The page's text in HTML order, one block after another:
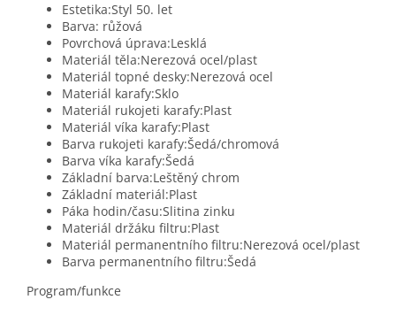
Estetika:Styl 50. let
Barva: růžová
Povrchová úprava:Lesklá
Materiál těla:Nerezová ocel/plast
Materiál topné desky:Nerezová ocel
Materiál karafy:Sklo
Materiál rukojeti karafy:Plast
Materiál víka karafy:Plast
Barva rukojeti karafy:Šedá/chromová
Barva víka karafy:Šedá
Základní barva:Leštěný chrom
Základní materiál:Plast
Páka hodin/času:Slitina zinku
Materiál držáku filtru:Plast
Materiál permanentního filtru:Nerezová ocel/plast
Barva permanentního filtru:Šedá
Program/funkce